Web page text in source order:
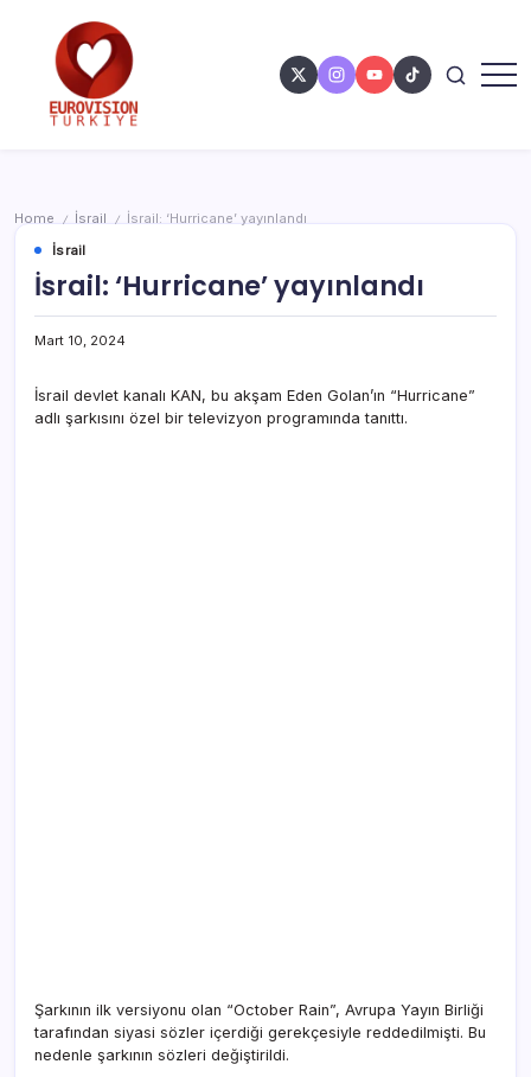
Home / İsrail /
İsrail: ‘Hurricane’ yayınlandı
İsrail
İsrail: ‘Hurricane’ yayınlandı
Mart 10, 2024
İsrail devlet kanalı KAN, bu akşam Eden Golan’ın “Hurricane”
adlı şarkısını özel bir televizyon programında tanıttı.
Şarkının ilk versiyonu olan “October Rain”, Avrupa Yayın Birliği
tarafından siyasi sözler içerdiği gerekçesiyle reddedilmişti. Bu
nedenle şarkının sözleri değiştirildi.